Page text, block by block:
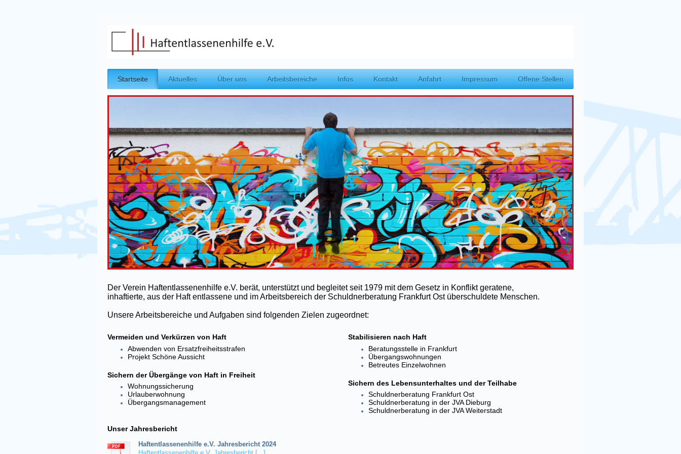
Startseite Aktuelles Über uns Arbeitsbereiche Infos Kontakt Anfahrt Impressum Offene Stellen
Der Verein Haftentlassenenhilfe e.V. berät, unterstützt und begleitet seit 1979 mit dem Gesetz in Konflikt gera­tene,
inhaftierte, aus der Haft entlassene und im Arbeitsbereich der Schuldnerberatung Frankfurt Ost überschuldete Menschen.
Unsere Arbeitsbereiche und Aufgaben sind folgenden Zielen zugeordnet:
Vermeiden und Verkürzen von Haft
Abwenden von Ersatzfreiheitsstrafen
Projekt Schöne Aussicht
Sichern der Übergänge von Haft in Freiheit
Wohnungssicherung
Urlauberwohnung
Übergangsmanagement
Stabilisieren nach Haft
Beratungsstelle in Frankfurt
Übergangswohnungen
Betreutes Einzelwohnen
Sichern des Lebensunterhaltes und der Teilhabe
Schuldnerberatung Frankfurt Ost
Schuldnerberatung in der JVA Dieburg
Schuldnerberatung in der JVA Weiterstadt
Unser Jahresbericht
Haftentlassenenhilfe e.V. Jahresbericht 2024